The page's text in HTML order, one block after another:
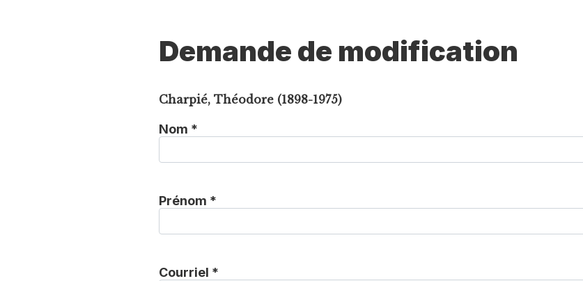
Demande de modification
Charpié, Théodore (1898-1975)
Nom *
Prénom *
Courriel *